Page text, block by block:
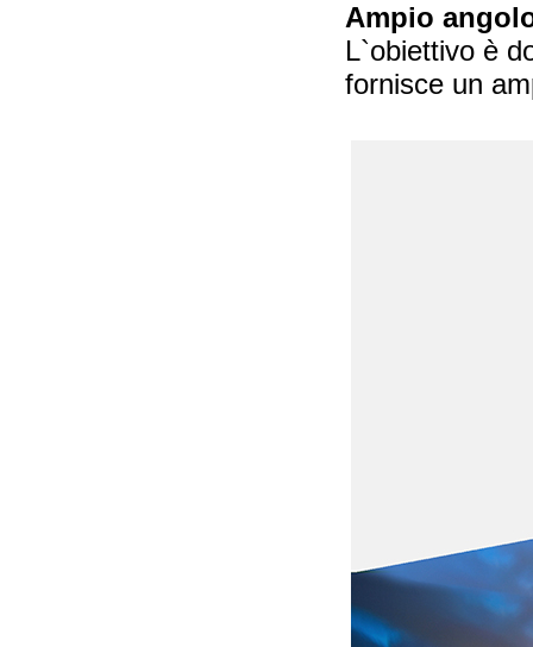
Ampio
L`obiettivo è
fornisce un